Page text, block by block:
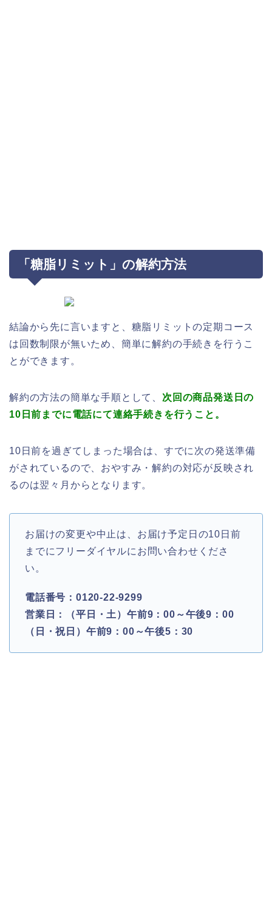
「糖脂リミット」の解約方法
結論から先に言いますと、糖脂リミットの定期コース
は回数制限が無いため、簡単に解約の手続きを行うこ
とができます。
解約の方法の簡単な手順として、 次回の商品発送日の
10日前までに電話にて連絡手続きを行うこと。
10日前を過ぎてしまった場合は、すでに次の発送準備
がされているので、おやすみ・解約の対応が反映され
るのは翌々月からとなります。
お届けの変更や中止は、お届け予定日の10日前
までにフリーダイヤルにお問い合わせくださ
い。
電話番号：0120-22-9299
営業日：（平日・土）午前9：00～午後9：00
（日・祝日）午前9：00～午後5：30